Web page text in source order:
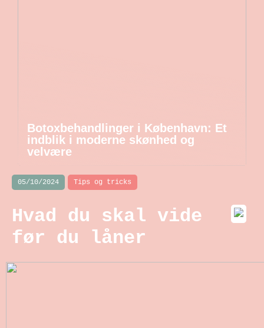
Botoxbehandlinger i København: Et
indblik i moderne skønhed og
velvære
05/10/2024 Tips og tricks
Hvad du skal vide
før du låner